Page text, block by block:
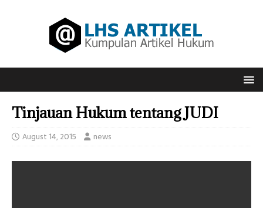
Tinjauan Hukum tentang JUDI
August 14, 2015 news